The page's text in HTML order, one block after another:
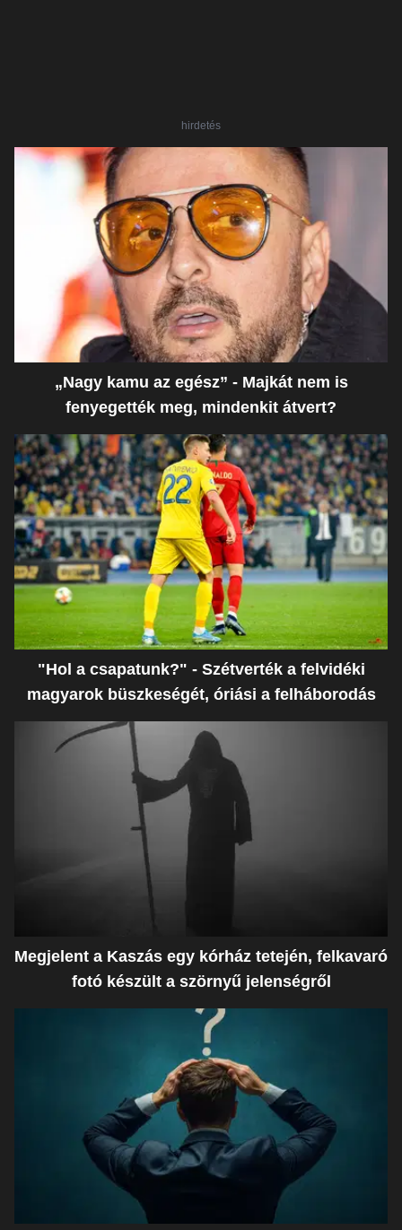
hirdetés
„Nagy kamu az egész” - Majkát nem is
fenyegették meg, mindenkit átvert?
"Hol a csapatunk?" - Szétverték a felvidéki
magyarok büszkeségét, óriási a felháborodás
Megjelent a Kaszás egy kórház tetején, felkavaró
fotó készült a szörnyű jelenségről